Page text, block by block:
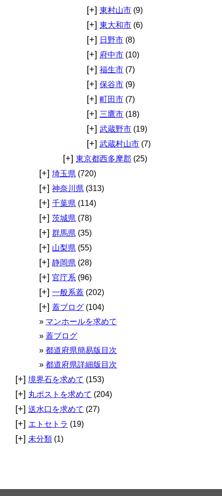
[+] 東村山市 (9)
[+] 東大和市 (6)
[+] 日野市 (8)
[+] 府中市 (10)
[+] 福生市 (7)
[+] 保谷市 (9)
[+] 町田市 (7)
[+] 三鷹市 (18)
[+] 武蔵野市 (19)
[+] 武蔵村山市 (7)
[+] 東京都西多摩郡 (25)
[+] 埼玉県 (720)
[+] 神奈川県 (313)
[+] 千葉県 (114)
[+] 茨城県 (78)
[+] 群馬県 (35)
[+] 山梨県 (55)
[+] 静岡県 (28)
[+] 官庁系 (96)
[+] 一般系蓋 (202)
[+] 蓋ブログ (104)
マンホールを求めて
蓋ブログ
都道府県簡易版目次
都道府県詳細版目次
[+] 境界石を求めて (153)
[+] 丸ポストを求めて (204)
[+] 送水口を求めて (27)
[+] エトセトラ (19)
[+] 未分類 (1)